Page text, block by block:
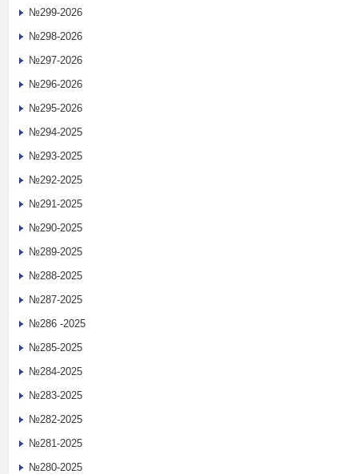
№299-2026
№298-2026
№297-2026
№296-2026
№295-2026
№294-2025
№293-2025
№292-2025
№291-2025
№290-2025
№289-2025
№288-2025
№287-2025
№286 -2025
№285-2025
№284-2025
№283-2025
№282-2025
№281-2025
№280-2025